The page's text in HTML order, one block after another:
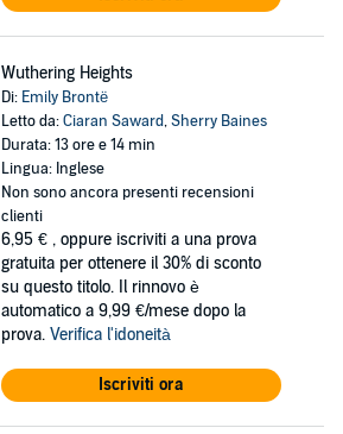
Wuthering Heights
Di: Emily Brontë
Letto da:Ciaran Saward,Sherry Baines
Durata: 13 ore e 14 min
Lingua: Inglese
Non sono ancora presenti recensioni
clienti
6,95 € , oppure iscriviti a una prova
gratuita per ottenere il 30% di sconto
su questo titolo. Il rinnovo è
automatico a 9,99 €/mese dopo la
prova. Verifica l'idoneità
Iscriviti ora